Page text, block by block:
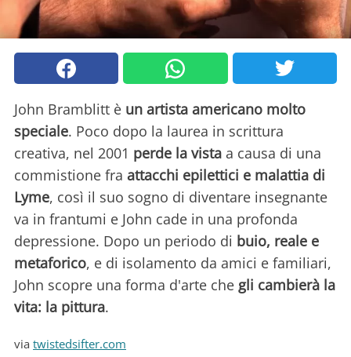
John Bramblitt è un artista americano molto
speciale. Poco dopo la laurea in scrittura
creativa, nel 2001 perde la vista a causa di una
commistione fra attacchi epilettici e malattia di
Lyme, così il suo sogno di diventare insegnante
va in frantumi e John cade in una profonda
depressione. Dopo un periodo di buio, reale e
metaforico, e di isolamento da amici e familiari,
John scopre una forma d'arte che gli cambierà la
vita: la pittura.
via twistedsifter.com